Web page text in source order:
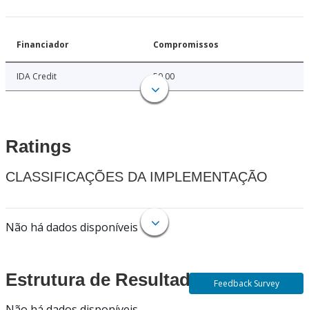
Financiador Compromissos
IDA Credit 50.00
Ratings
CLASSIFICAÇÕES DA IMPLEMENTAÇÃO
Não há dados disponíveis
Estrutura de Resultados Feedback Survey